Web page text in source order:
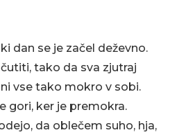
dan se je začel deževno.
tako da sva zjutraj
vse tako mokro v sobi.
gori, ker je premokra.
da oblečem suho, hja,